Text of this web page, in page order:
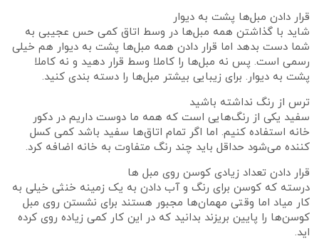
قرار دادن مبل‌ها پشت به دیوار
شاید با گذاشتن همه مبل‌ها در وسط اتاق کمی حس عجیبی به
شما دست بدهد اما قرار دادن همه مبل‌ها پشت به دیوار هم خیلی
رسمی است. پس نه مبل‌ها را کاملا وسط قرار دهید و نه کاملا
پشت به دیوار. برای زیبایی بیشتر مبل‌ها را دسته بندی کنید.
ترس از رنگ نداشته باشید
سفید یکی از رنگ‌هایی است که همه ما دوست داریم در دکور
خانه استفاده کنیم. اما اگر تمام اتاق‌ها سفید باشد کمی کسل
کننده می‌شود حداقل باید چند رنگ متفاوت به خانه اضافه کرد.
قرار دادن تعداد زیادی کوسن روی مبل ها
درسته که کوسن برای رنگ و آب دادن به یک زمینه خنثی خیلی به
کار میاد اما وقتی مهمان‌ها مجبور هستند برای نشستن روی مبل
کوسن‌ها را پایین بریزند بدانید که در این کار کمی زیاده روی کرده
اید.